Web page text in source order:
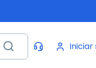
Iniciar